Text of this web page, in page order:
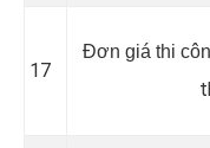
17
Đơn giá thi